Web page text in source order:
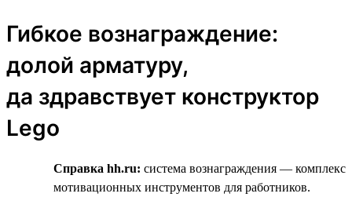
Гибкое вознаграждение:
долой арматуру,
да здравствует конструктор
Lego
Справка hh.ru: система вознаграждения — комплекс
мотивационных инструментов для работников.